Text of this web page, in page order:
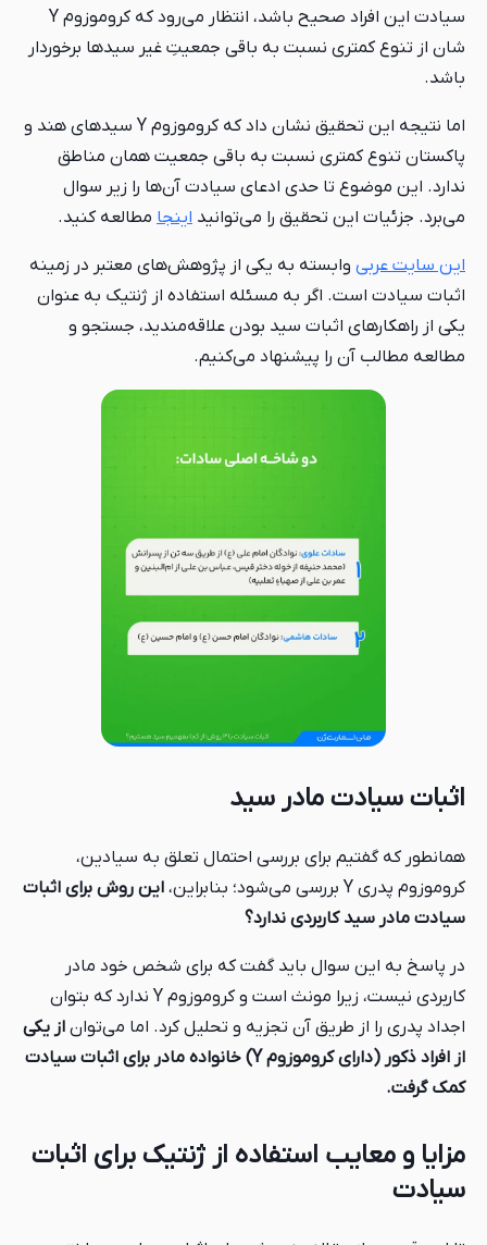
سیادت این افراد صحیح باشد، انتظار می‌رود که کروموزوم Y
شان از تنوع کمتری نسبت به باقی جمعیتِ غیر سیدها برخوردار
باشد.
اما نتیجه این تحقیق نشان داد که کروموزوم Y سیدهای هند و
پاکستان تنوع کمتری نسبت به باقی جمعیت همان مناطق
ندارد. این موضوع تا حدی ادعای سیادت آن‌ها را زیر سوال
می‌برد. جزئیات این تحقیق را می‌توانید اینجا مطالعه کنید.
این سایت عربی وابسته به یکی از پژوهش‌های معتبر در زمینه
اثبات سیادت است. اگر به مسئله استفاده از ژنتیک به عنوان
یکی از راهکارهای اثبات سید بودن علاقه‌مندید، جستجو و
مطالعه مطالب آن را پیشنهاد می‌کنیم.
اثبات سیادت مادر سید
همانطور که گفتیم برای بررسی احتمال تعلق به سیادین،
کروموزوم پدری Y بررسی می‌شود؛ بنابراین،
این روش برای اثبات
سیادت مادر سید کاربردی ندارد؟
در پاسخ به این سوال باید گفت که برای شخص خود مادر
کاربردی نیست، زیرا مونث است و کروموزوم Y ندارد که بتوان
اجداد پدری را از طریق آن تجزیه و تحلیل کرد. اما می‌توان از یکی
از افراد ذکور (دارای کروموزوم Y) خانواده مادر برای اثبات سیادت
کمک گرفت.
مزایا و معایب استفاده از ژنتیک برای اثبات
سیادت